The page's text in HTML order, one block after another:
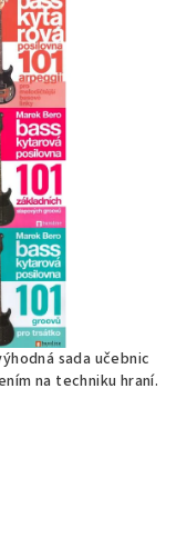
sada učebnic
na techniku hraní.